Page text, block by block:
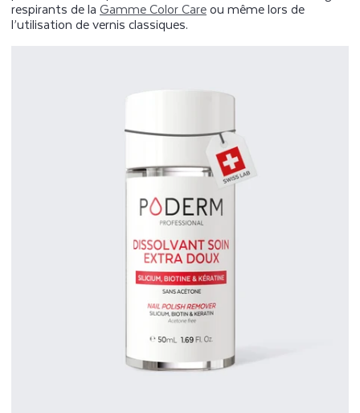
respirants de la Gamme Color Careou même lors de
l’utilisation de vernis classiques.